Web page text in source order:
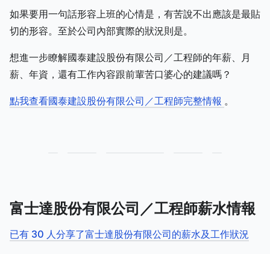
如果要用一句話形容上班的心情是，有苦說不出應該是最貼
切的形容。至於公司內部實際的狀況則是。
想進一步瞭解國泰建設股份有限公司／工程師的年薪、月
薪、年資，還有工作內容跟前輩苦口婆心的建議嗎？
點我查看國泰建設股份有限公司／工程師完整情報 。
富士達股份有限公司／工程師薪水情報
已有 30 人分享了富士達股份有限公司的薪水及工作狀況